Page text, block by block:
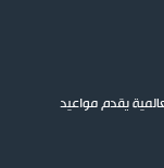
يقدم مواعيد